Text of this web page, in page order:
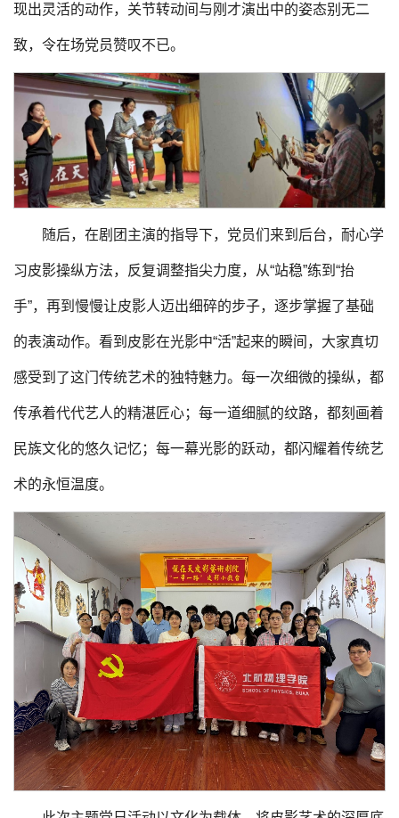
现出灵活的动作，关节转动间与刚才演出中的姿态别无二
致，令在场党员赞叹不已。
随后，在剧团主演的指导下，党员们来到后台，耐心学
习皮影操纵方法，反复调整指尖力度，从“站稳”练到“抬
手”，再到慢慢让皮影人迈出细碎的步子，逐步掌握了基础
的表演动作。看到皮影在光影中“活”起来的瞬间，大家真切
感受到了这门传统艺术的独特魅力。每一次细微的操纵，都
传承着代代艺人的精湛匠心；每一道细腻的纹路，都刻画着
民族文化的悠久记忆；每一幕光影的跃动，都闪耀着传统艺
术的永恒温度。